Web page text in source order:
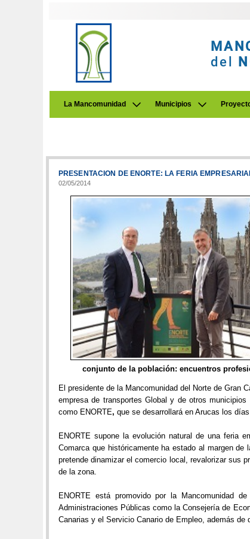
del
La Mancomunidad Municipios
PRESENTACION DE ENORTE: LA FERIA
02/05/2014
conjunto de la población: encuentros
El presidente de la Mancomunidad del Norte de Gran
empresa de transportes Global y de otros
como ENORTE, que se desarrollará en Arucas los
ENORTE supone la evolución natural de una feria
Comarca que históricamente ha estado al margen
pretende dinamizar el comercio local, revalorizar sus
de la zona.
ENORTE está promovido por la Mancomunidad
Administraciones Públicas como la Consejería de
Canarias y el Servicio Canario de Empleo, además de